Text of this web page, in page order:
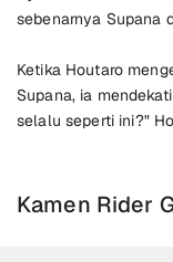
sebenarnya Supana
Ketika Houtaro
Supana, ia
selalu seperti ini?"
Kamen Rider